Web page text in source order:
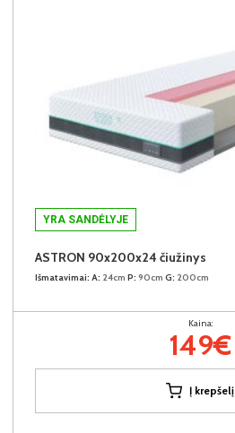
YRA SANDĖLYJE
ASTRON 90x200x24 čiužinys
Išmatavimai: A: 24cm P: 90cm G: 200cm
Kaina:
149€
Į krepšelį